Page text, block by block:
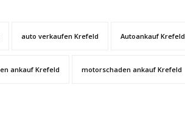
auto verkaufen Krefeld Autoankauf Krefeld
ankauf Krefeld motorschaden ankauf Krefeld